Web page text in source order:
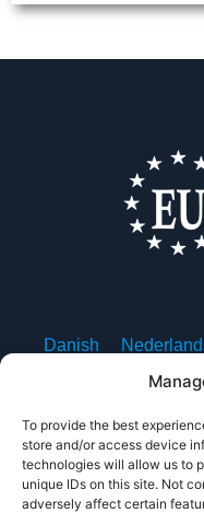
To provide the best
store and/or access device
technologies will allow us to
unique IDs on this site. Not
adversely affect certain
Danish
Islandsk